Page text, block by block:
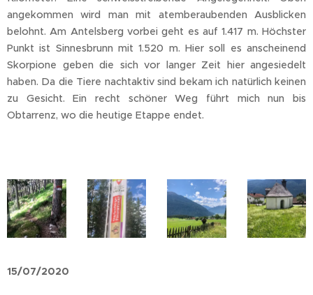
angekommen wird man mit atemberaubenden Ausblicken
belohnt. Am Antelsberg vorbei geht es auf 1.417 m. Höchster
Punkt ist Sinnesbrunn mit 1.520 m. Hier soll es anscheinend
Skorpione geben die sich vor langer Zeit hier angesiedelt
haben. Da die Tiere nachtaktiv sind bekam ich natürlich keinen
zu Gesicht. Ein recht schöner Weg führt mich nun bis
Obtarrenz, wo die heutige Etappe endet.
15/07/2020